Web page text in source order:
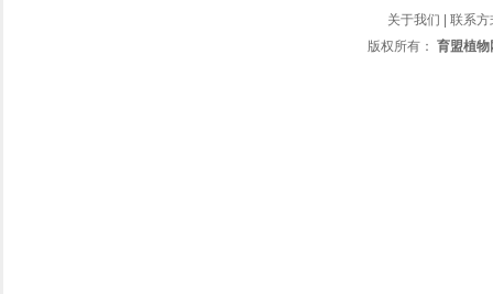
关于我们
联系方
版权所有： 育盟植物